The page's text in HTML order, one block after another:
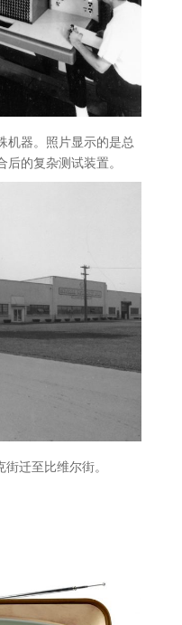
机器。照片显示的是总
的复杂测试装置。
迁至比维尔街。